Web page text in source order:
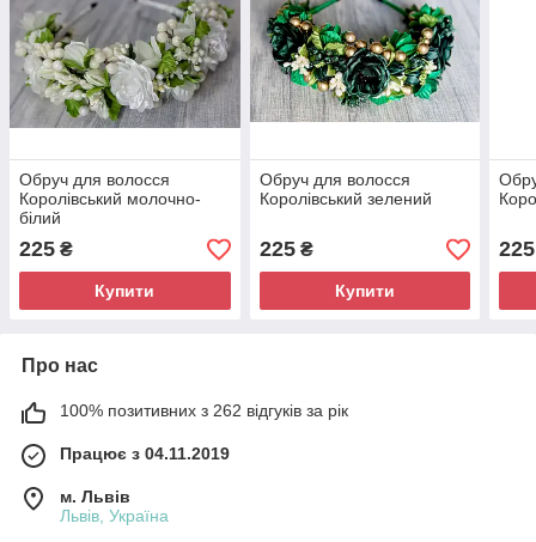
Обруч для волосся
Королівський молочно-
білий
225 ₴
Купити
Обруч для волосся
Королівський зелений
225₴
Купити
225
Про нас
100% позитивних з 262 відгуків за рік
Працює з 04.11.2019
м. Львів
Львів, Україна